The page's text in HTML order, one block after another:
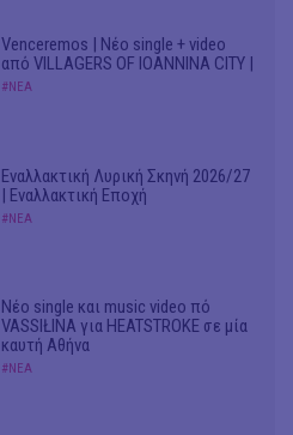
Venceremos | Νέο single + video
από VILLAGERS OF IOANNINA CITY |
#ΝΕΑ
Εναλλακτική Λυρική Σκηνή 2026/27
| Εναλλακτική Εποχή
#ΝΕΑ
Νέο single και music video πό
VASSIŁINA για HEATSTROKE σε μία
καυτή Αθήνα
#ΝΕΑ